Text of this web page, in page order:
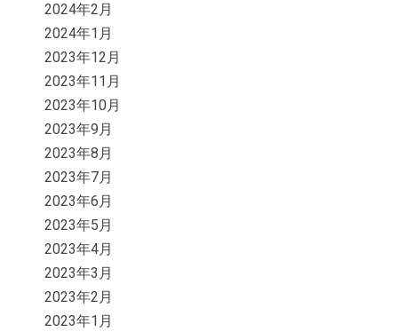
2024年2月
2024年1月
2023年12月
2023年11月
2023年10月
2023年9月
2023年8月
2023年7月
2023年6月
2023年5月
2023年4月
2023年3月
2023年2月
2023年1月